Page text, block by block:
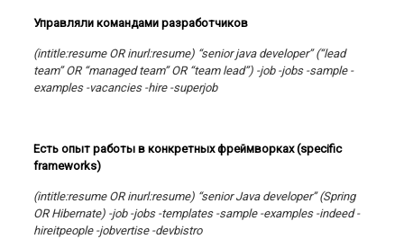
Управляли командами разработчиков
(intitle:resume OR inurl:resume) “senior java developer” (“lead
team” OR “managed team” OR “team lead”) -job -jobs -sample -
examples -vacancies -hire -superjob
Есть опыт работы в конкретных фреймворках (specific
frameworks)
(intitle:resume OR inurl:resume) “senior Java developer” (Spring
OR Hibernate) -job -jobs -templates -sample -examples -indeed -
hireitpeople -jobvertise -devbistro